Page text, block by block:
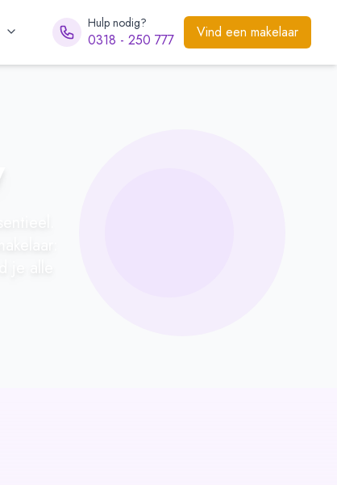
Hulp nodig?
0318 - 250 777 Vind een makelaar